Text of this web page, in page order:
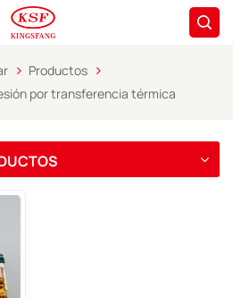
Productos
por transferencia térmica